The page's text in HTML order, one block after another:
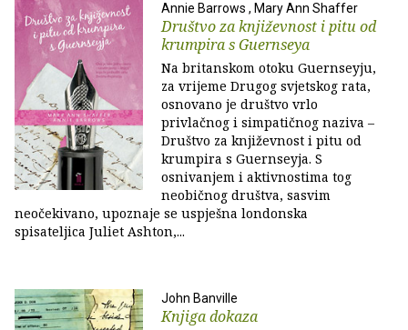
Annie Barrows , Mary Ann Shaffer
Društvo za književnost i pitu od
krumpira s Guernseya
Na britanskom otoku Guernseyju,
za vrijeme Drugog svjetskog rata,
osnovano je društvo vrlo
privlačnog i simpatičnog naziva –
Društvo za književnost i pitu od
krumpira s Guernseyja. S
osnivanjem i aktivnostima tog
neobičnog društva, sasvim
neočekivano, upoznaje se uspješna londonska
spisateljica Juliet Ashton,...
John Banville
Knjiga dokaza